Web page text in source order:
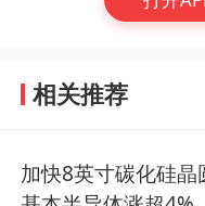
相关推荐
加快8英寸碳化硅